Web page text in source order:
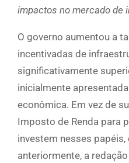
impactos no mercado de
O governo aumentou a
incentivadas de
significativamente
inicialmente
econômica. Em vez de
Imposto de Renda para
investem nesses
anteriormente, a